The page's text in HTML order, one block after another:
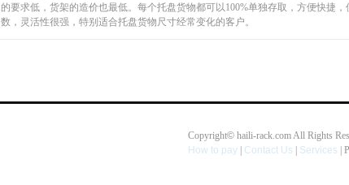
的要求低，货架的造价也最低。每个托盘货物都可以100%单独存取，方便快捷
数，灵活性很强，特别适合托盘货物尺寸经常变化的客户。
Copyright© haili-rack.com All Rights
How to pay
Contact Us Services |